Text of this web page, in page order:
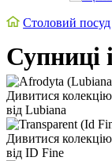
Столовий посуд
Супниці
Дивитися
від Lubiana
Дивитися
від ID Fine